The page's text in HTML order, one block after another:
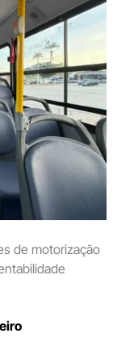
de motorização